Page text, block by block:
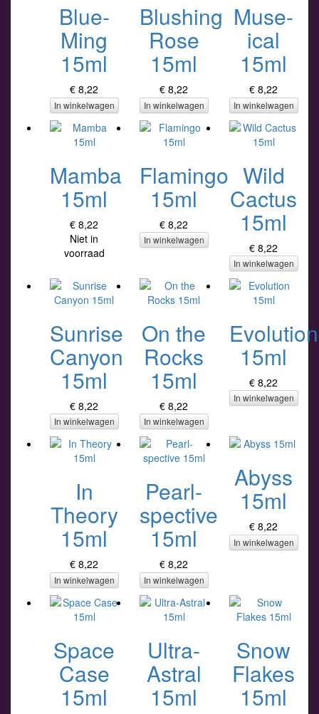
Blue-
Ming
15ml
€ 8,22
In winkelwagen
Blushing
Rose
15ml
€ 8,22
In winkelwagen
Muse-
ical
15ml
€ 8,22
In winkelwagen
Mamba
15ml
€ 8,22
Niet in
voorraad
Flamingo
15ml
€ 8,22
In winkelwagen
Wild
Cactus
15ml
€ 8,22
In winkelwagen
Sunrise
Canyon
15ml
€ 8,22
In winkelwagen
On the
Rocks
15ml
€ 8,22
In winkelwagen
Evolution
15ml
€ 8,22
In winkelwagen
In
Theory
15ml
€ 8,22
In winkelwagen
Pearl-
spective
15ml
€ 8,22
In winkelwagen
Abyss
15ml
€ 8,22
In winkelwagen
Space
Case
15ml
Ultra-
Astral
15ml
Snow
Flakes
15ml